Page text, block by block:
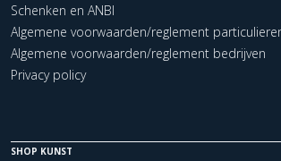
Schenken en ANBI
Algemene voorwaarden/reglement
Algemene voorwaarden/reglement bedrijven
Privacy policy
SHOP KUNST